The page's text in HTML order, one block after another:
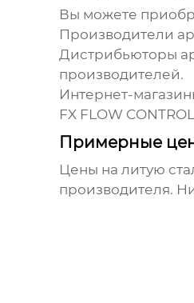
Вы можете
Производители
Дистрибьюторы
производителей.
Интернет-
FX FLOW
Примерные
Цены на литую
производителя.